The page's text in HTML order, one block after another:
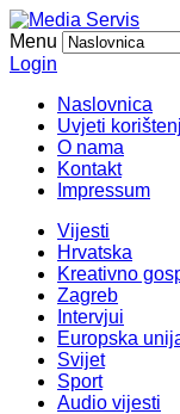
Menu
Login
Naslovnica
Uvjeti
O nama
Kontakt
Impressum
Vijesti
Hrvatska
Kreativno
Zagreb
Intervjui
Europska
Svijet
Sport
Audio vijesti